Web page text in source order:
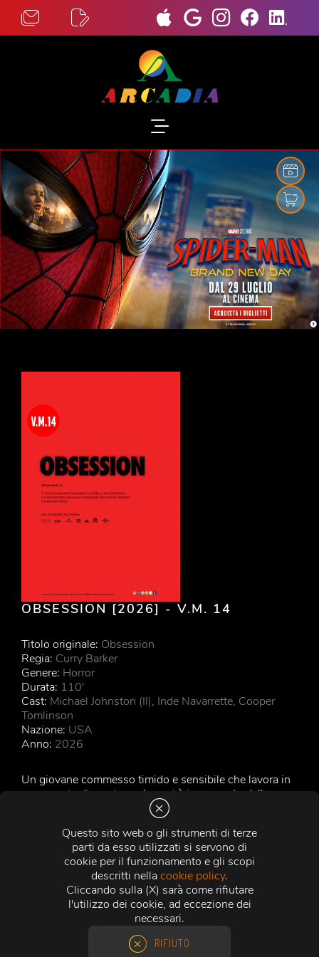
Questo sito web o gli strumenti di terze
parti da esso utilizzati si servono di
cookie per il funzionamento e gli scopi
descritti nellacookie policy.
Cliccando sulla (X) sarà come rifiutare
l'utilizzo dei cookie, ad eccezione dei
necessari.
RIFIUTO
OBSESSION [2026] - V.M. 14
Titolo originale: Obsession
Regia: Curry Barker
Genere: Horror
Durata: 110'
Cast: Michael Johnston (II), Inde Navarrette, Cooper
Tomlinson
Nazione: USA
Anno: 2026
Un giovane commesso timido e sensibile che lavora in
un negozio di musica e da anni è innamorato della sua
amica d'infanzia Nikki; incapace di confessarle ciò che
prova, continua a rimandare, tormentato dalla paura di
rovinare il loro rapporto. Dopo l'ennesimo tentativo
fallito di dichiararsi, la sua disperazione lo spinge verso
un bizzarro negozio di cristalli esoterici, dove acquista
un misterioso " Salice dei Desideri " , un vecchio
giocattolo degli anni '60 noto come One Wish Willow:
basta spezzarne un ramo per vedere realizzato l'unico
desiderio che custodisce nel cuore.